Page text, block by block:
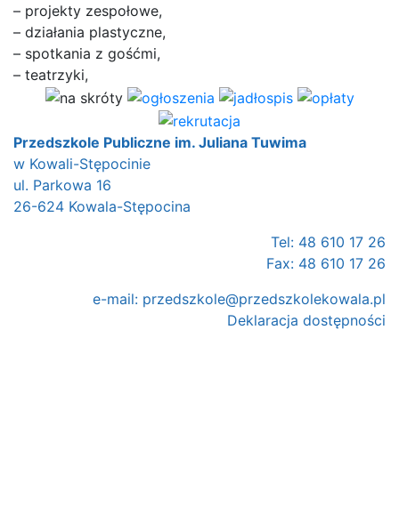
– projekty zespołowe,
– działania plastyczne,
– spotkania z gośćmi,
– teatrzyki,
Przedszkole Publiczne im. Juliana Tuwima
w Kowali-Stępocinie
ul. Parkowa 16
26-624 Kowala-Stępocina
Tel: 48 610 17 26
Fax: 48 610 17 26
e-mail: przedszkole@przedszkolekowala.pl
Deklaracja dostępności